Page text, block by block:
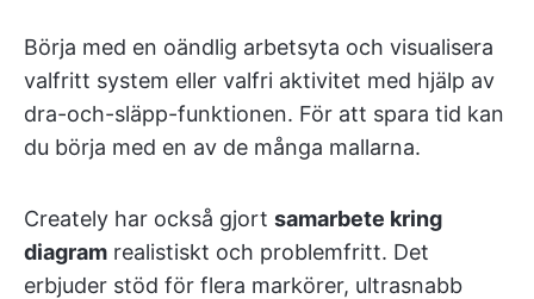
Börja med en oändlig arbetsyta och visualisera
valfritt system eller valfri aktivitet med hjälp av
dra-och-släpp-funktionen. För att spara tid kan
du börja med en av de många mallarna.
Creately har också gjort samarbete kring
diagram realistiskt och problemfritt. Det
erbjuder stöd för flera markörer, ultrasnabb